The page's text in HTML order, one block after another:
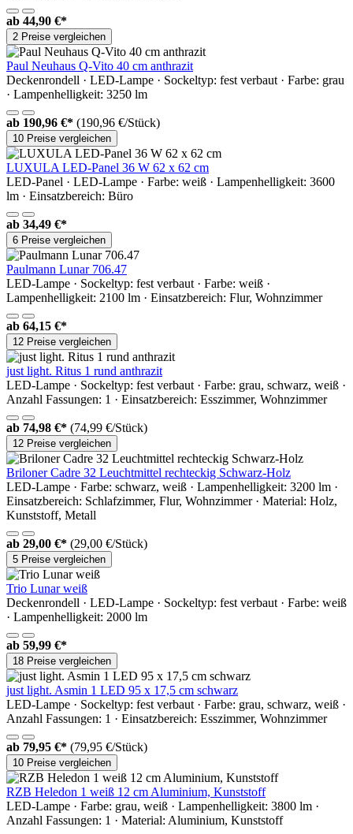
ab 44,90 €*
2 Preise vergleichen
Paul Neuhaus Q-Vito 40 cm anthrazit
Deckenrondell · LED-Lampe · Sockeltyp: fest verbaut · Farbe: grau
· Lampenhelligkeit: 3250 lm
ab 190,96 €* (190,96 €/Stück)
10 Preise vergleichen
LUXULA LED-Panel 36 W 62 x 62 cm
LED-Panel · LED-Lampe · Farbe: weiß · Lampenhelligkeit: 3600
lm · Einsatzbereich: Büro
ab 34,49 €*
6 Preise vergleichen
Paulmann Lunar 706.47
LED-Lampe · Sockeltyp: fest verbaut · Farbe: weiß ·
Lampenhelligkeit: 2100 lm · Einsatzbereich: Flur, Wohnzimmer
ab 64,15 €*
12 Preise vergleichen
just light. Ritus 1 rund anthrazit
LED-Lampe · Sockeltyp: fest verbaut · Farbe: grau, schwarz, weiß ·
Anzahl Fassungen: 1 · Einsatzbereich: Esszimmer, Wohnzimmer
ab 74,98 €* (74,99 €/Stück)
12 Preise vergleichen
Briloner Cadre 32 Leuchtmittel rechteckig Schwarz-Holz
LED-Lampe · Farbe: schwarz, weiß · Lampenhelligkeit: 3200 lm ·
Einsatzbereich: Schlafzimmer, Flur, Wohnzimmer · Material: Holz,
Kunststoff, Metall
ab 29,00 €* (29,00 €/Stück)
5 Preise vergleichen
Trio Lunar weiß
Deckenrondell · LED-Lampe · Sockeltyp: fest verbaut · Farbe: weiß
· Lampenhelligkeit: 2000 lm
ab 59,99 €*
18 Preise vergleichen
just light. Asmin 1 LED 95 x 17,5 cm schwarz
LED-Lampe · Sockeltyp: fest verbaut · Farbe: grau, schwarz, weiß ·
Anzahl Fassungen: 1 · Einsatzbereich: Esszimmer, Wohnzimmer
ab 79,95 €* (79,95 €/Stück)
10 Preise vergleichen
RZB Heledon 1 weiß 12 cm Aluminium, Kunststoff
LED-Lampe · Farbe: grau, weiß · Lampenhelligkeit: 3800 lm ·
Anzahl Fassungen: 1 · Material: Aluminium, Kunststoff